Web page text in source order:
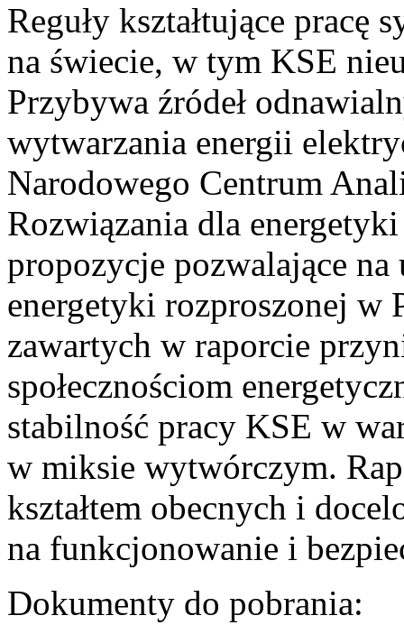
Reguły kształtujące pracę
na świecie, w tym KSE
Przybywa źródeł
wytwarzania energii
Narodowego Centrum
Rozwiązania dla
propozycje pozwalające
energetyki rozproszonej w
zawartych w raporcie
społecznościom
stabilność pracy KSE w
w miksie wytwórczym.
kształtem obecnych i
na funkcjonowanie i
Dokumenty do pobrania: